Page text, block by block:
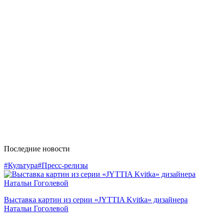
Последние новости
#Культура#Пресс-релизы
Выставка картин из серии «JYTTIA Kvitka» дизайнера
Натальи Гоголевой